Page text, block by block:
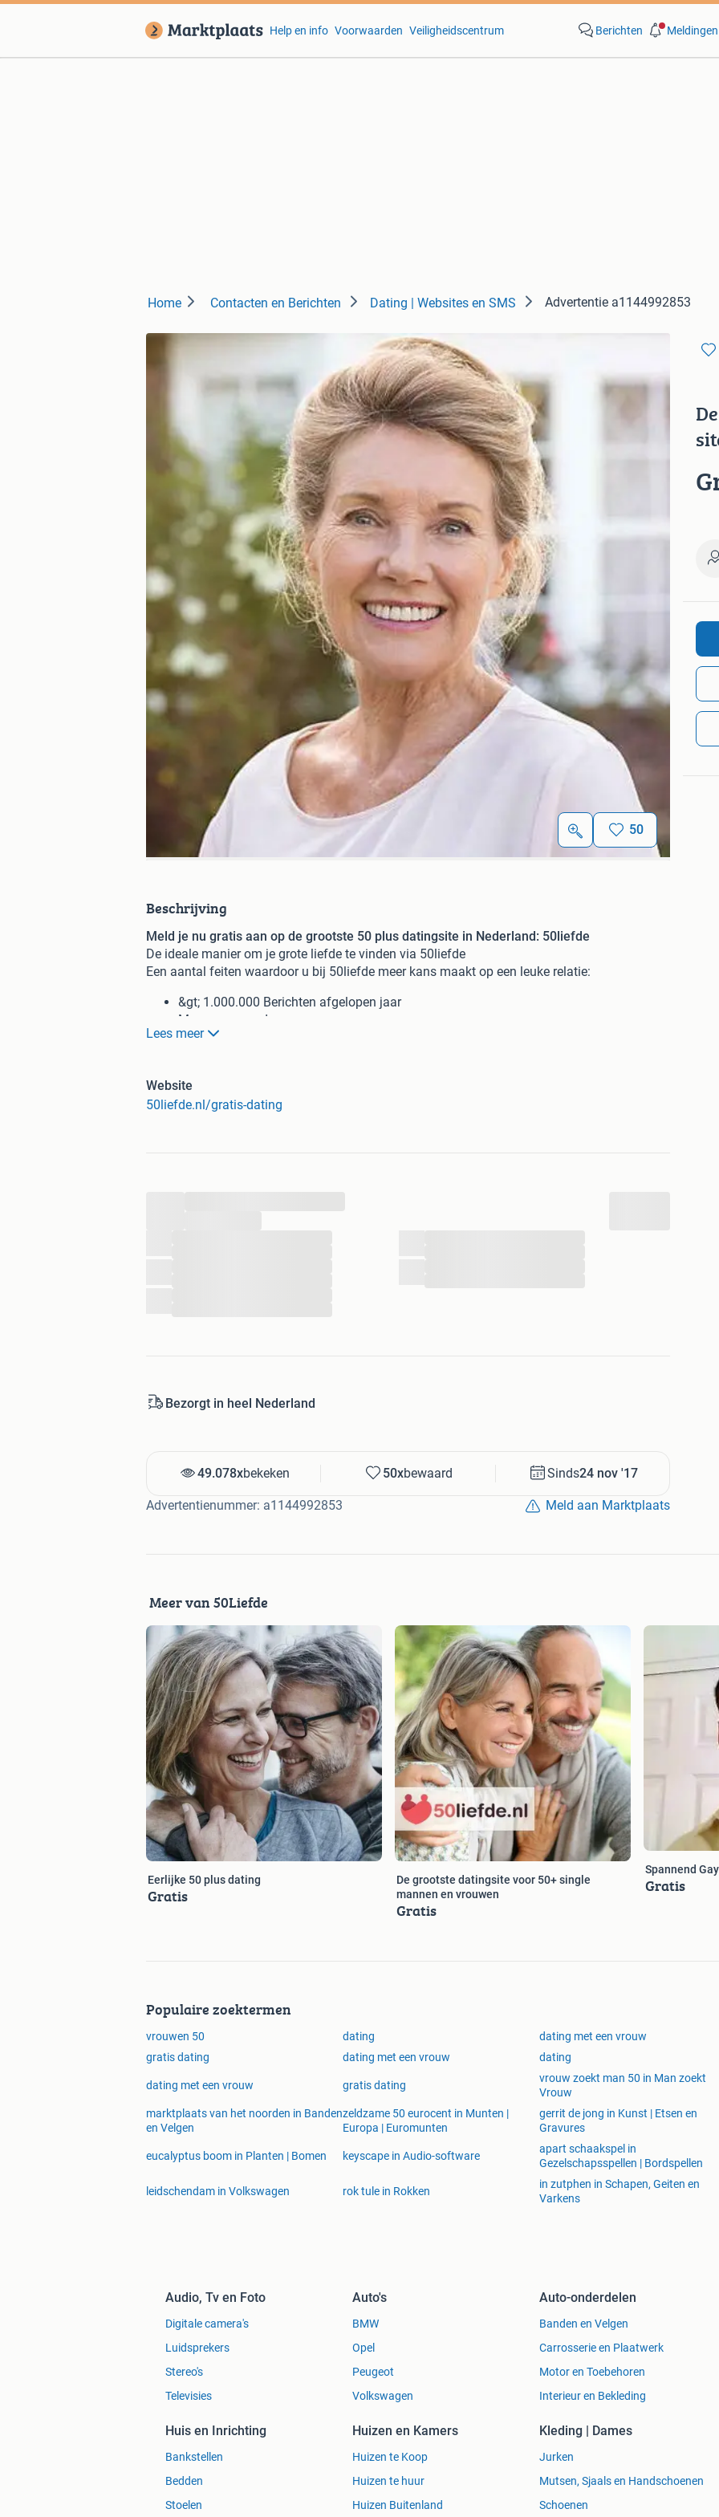
Help en info Voorwaarden Veiligheidscentrum Berichten Meldingen
Home Contacten en Berichten Dating | Websites en SMS Advertentie a1144992853
50
Beschrijving
Meld je nu gratis aan op de grootste 50 plus datingsite in Nederland: 50liefde
De ideale manier om je grote liefde te vinden via 50liefde
Een aantal feiten waardoor u bij 50liefde meer kans maakt op een leuke relatie:
&gt; 1.000.000 Berichten afgelopen jaar
Meer vrouwen dan mannen
1 op de 3 leden tussen de 45 jaar en de 65 jaar vindt een partner via 50liefde
Kijk voor meer informatie op:
Lees meer
Website
50liefde.nl/gratis-dating
Bezorgt in heel Nederland
49.078xbekeken 50xbewaard Sinds24 nov '17
Advertentienummer: a1144992853 Meld aan Marktplaats
Meer van 50Liefde
Eerlijke 50 plus dating
Gratis
De grootste datingsite voor 50+ single
mannen en vrouwen
Gratis
Spannend
Gratis
Populaire zoektermen
vrouwen 50 dating dating met een vrouw
gratis dating
dating met een vrouw dating
dating met een vrouw gratis dating
vrouw zoekt man 50 in Man zoekt
Vrouw
marktplaats van het noorden in Banden
en Velgen
zeldzame 50 eurocent in Munten |
Europa | Euromunten
gerrit de jong in Kunst | Etsen en
Gravures
eucalyptus boom in Planten | Bomen keyscape in Audio-software
apart schaakspel in
Gezelschapsspellen | Bordspellen
leidschendam in Volkswagen rok tule in Rokken
in zutphen in Schapen, Geiten en
Varkens
Audio, Tv en Foto
Digitale camera's
Luidsprekers
Stereo's
Televisies
Auto's
BMW
Opel
Peugeot
Volkswagen
Auto-onderdelen
Banden en Velgen
Carrosserie en Plaatwerk
Motor en Toebehoren
Interieur en Bekleding
Huis en Inrichting
Bankstellen
Bedden
Stoelen
Huizen en Kamers
Huizen te Koop
Huizen te huur
Huizen Buitenland
Kleding | Dames
Jurken
Mutsen, Sjaals en Handschoenen
Schoenen